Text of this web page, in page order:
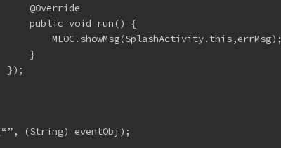
@Override
public void run() {
MLOC.showMsg(SplashActivity.this,errMsg);
}
});
(String) eventObj);